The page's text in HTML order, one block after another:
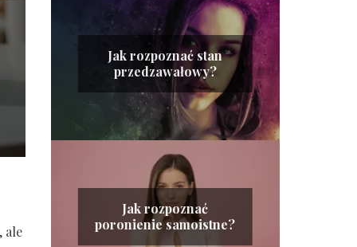
ale
Jak rozpoznać stan
przedzawałowy?
Jak rozpoznać
poronienie samoistne?